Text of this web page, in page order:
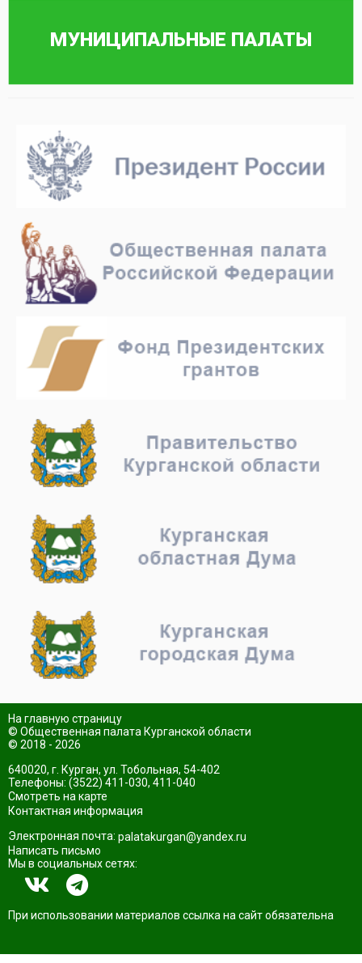
На главную страницу
© Общественная палата Курганской области
© 2018 - 2026
640020, г. Курган, ул. Тобольная, 54-402
Телефоны: (3522) 411-030, 411-040
Смотреть на карте
Контактная информация
Электронная почта: palatakurgan@yandex.ru
Написать письмо
Мы в социальных сетях:
При использовании материалов ссылка на сайт обязательна